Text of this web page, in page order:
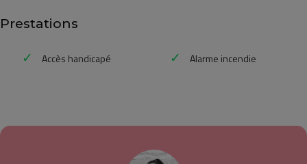
Prestations
Accès handicapé Alarme incendie